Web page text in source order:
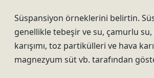
Süspansiyon örneklerini belirtin.
genellikle tebeşir ve su, çamurlu su,
karışımı, toz partikülleri ve hava
magnezyum süt vb. tarafından